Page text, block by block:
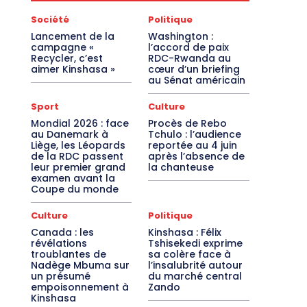
Société
Lancement de la
campagne «
Recycler, c’est
aimer Kinshasa »
Politique
Washington :
l’accord de paix
RDC-Rwanda au
cœur d’un briefing
au Sénat américain
Sport
Mondial 2026 : face
au Danemark à
Liège, les Léopards
de la RDC passent
leur premier grand
examen avant la
Coupe du monde
Culture
Procès de Rebo
Tchulo : l’audience
reportée au 4 juin
après l’absence de
la chanteuse
Culture
Canada : les
révélations
troublantes de
Nadège Mbuma sur
un présumé
empoisonnement à
Kinshasa
Politique
Kinshasa : Félix
Tshisekedi exprime
sa colère face à
l’insalubrité autour
du marché central
Zando